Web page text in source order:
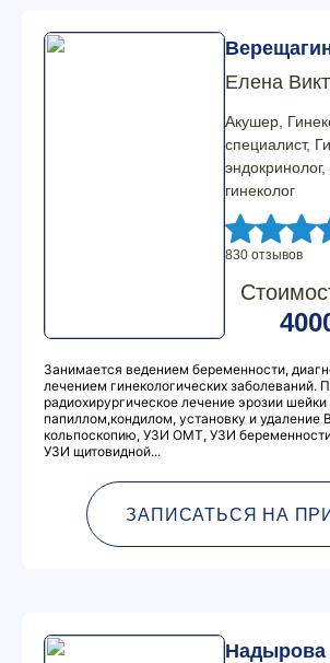
Елена
Акушер,
специалист,
гинеколог
830 отзывов
Занимается ведением беременности,
лечением гинекологических заболеваний.
радиохирургическое лечение эрозии
папиллом,кондилом, установку и удаление
кольпоскопию, УЗИ ОМТ, УЗИ
УЗИ щитовидной...
ЗАПИСАТЬСЯ НА
Надырова